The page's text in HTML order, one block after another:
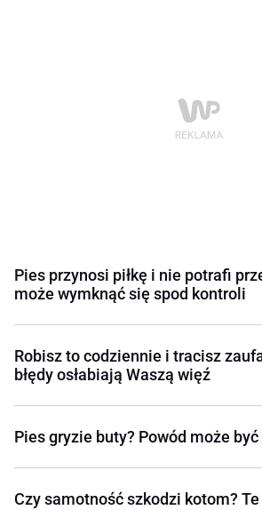
Pies przynosi piłkę i nie potrafi
może wymknąć się spod kontroli
Robisz to codziennie i tracisz
błędy osłabiają Waszą więź
Pies gryzie buty? Powód może
Czy samotność szkodzi kotom? Te